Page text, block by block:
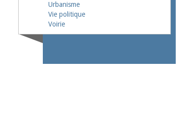
Urbanisme
Vie politique
Voirie